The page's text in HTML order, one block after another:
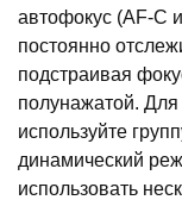
автофокус (AF-C
постоянно
подстраивая
полунажатой.
используйте
динамический
использовать